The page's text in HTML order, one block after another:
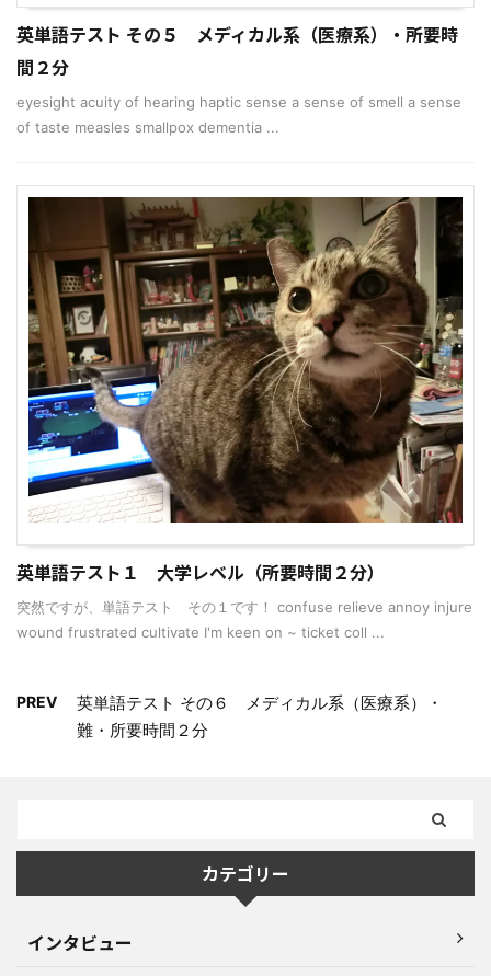
英単語テスト その５ メディカル系（医療系）・所要時
間２分
eyesight acuity of hearing haptic sense a sense of smell a sense
of taste measles smallpox dementia ...
英単語テスト１ 大学レベル（所要時間２分）
突然ですが、単語テスト その１です！ confuse relieve annoy injure
wound frustrated cultivate I'm keen on ~ ticket coll ...
PREV
英単語テスト その６ メディカル系（医療系）・
難・所要時間２分
カテゴリー
インタビュー